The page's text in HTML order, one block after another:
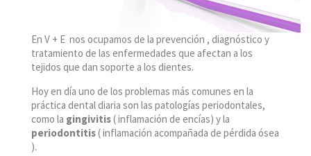
En V + E nos ocupamos de la prevención , diagnóstico y
tratamiento de las enfermedades que afectan a los
tejidos que dan soporte a los dientes.
Hoy en día uno de los problemas más comunes en la
práctica dental diaria son las patologías periodontales,
como la gingivitis( inflamación de encías) y la
periodontitis( inflamación acompañada de pérdida ósea
).